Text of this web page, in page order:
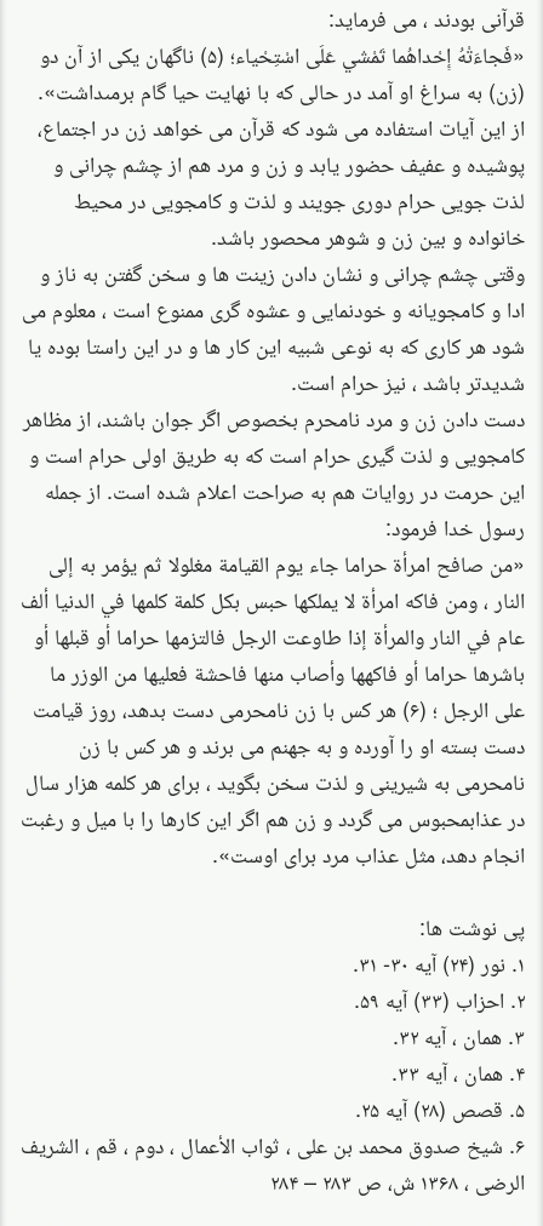
قرآنی بودند ، می فرماید:
«فَجاءَتْهُ إِحْداهُما تَمْشي‏ عَلَى اسْتِحْياء؛ (۵) ناگهان يكى از آن دو
(زن) به سراغ او آمد در حالى كه با نهايت حيا گام برمى‏داشت»‏.
از این آیات استفاده می شود که قرآن می خواهد زن در اجتماع،
پوشیده و عفیف حضور یابد و زن و مرد هم از چشم چرانی و
لذت جویی حرام دوری جویند و لذت و کامجویی در محیط
خانواده و بین زن و شوهر محصور باشد.
وقتی چشم چرانی و نشان دادن زینت ها و سخن گفتن به ناز و
ادا و کامجویانه و خودنمایی و عشوه گری ممنوع است ، معلوم می
شود هر کاری که به نوعی شبیه این کار ها و در این راستا بوده یا
شدیدتر باشد ، نیز حرام است.
دست دادن زن و مرد نامحرم بخصوص اگر جوان باشند، از مظاهر
کامجویی و لذت گیری حرام است که به طریق اولی حرام است و
این حرمت در روایات هم به صراحت اعلام شده است. از جمله
رسول خدا فرمود:
«من صافح امرأة حراما جاء يوم القيامة مغلولا ثم يؤمر به إلى
النار ، ومن فاكه امرأة لا يملكها حبس بكل كلمة كلمها في الدنيا ألف
عام في النار والمرأة إذا طاوعت الرجل فالتزمها حراما أو قبلها أو
باشرها حراما أو فاكهها وأصاب منها فاحشة فعليها من الوزر ما
على الرجل ؛ (۶) هر کس با زن نامحرمی دست بدهد، روز قیامت
دست بسته او را آورده و به جهنم می برند و هر کس با زن
نامحرمی به شیرینی و لذت سخن بگوید ، برای هر کلمه هزار سال
در عذابمحبوس می گردد و زن هم اگر این کارها را با میل و رغبت
انجام دهد، مثل عذاب مرد برای اوست».
پی نوشت ها:
۱. نور (۲۴) آیه ۳۰- ۳۱.
۲. احزاب (۳۳) آیه ۵۹.
۳. همان ، آیه ۳۲.
۴. همان ، آیه ۳۳.
۵. قصص (۲۸) آیه ۲۵.
۶. شیخ صدوق محمد بن علی ، ثواب الأعمال ، دوم ، قم ، الشریف
الرضی ، ۱۳۶۸ ش، ص ۲۸۳ – ۲۸۴